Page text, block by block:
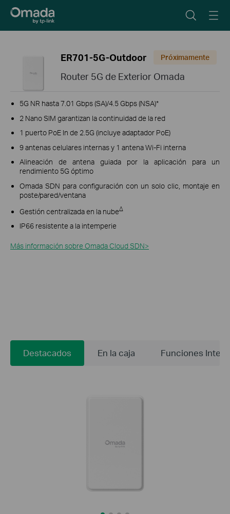
ER701-5G-Outdoor Próximamente
Router 5G de Exterior Omada
5G NR hasta 7.01 Gbps (SA)/4.5 Gbps (NSA)*
2 Nano SIM garantizan la continuidad de la red
1 puerto PoE In de 2.5G (incluye adaptador PoE)
9 antenas celulares internas y 1 antena Wi-Fi interna
Alineación de antena guiada por la aplicación para un
rendimiento 5G óptimo
Omada SDN para configuración con un solo clic, montaje en
poste/pared/ventana
Gestión centralizada en la nubeΔ
IP66 resistente a la intemperie
Más información sobre Omada Cloud SDN>​
Destacados En la caja Funciones